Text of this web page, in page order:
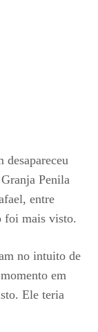
desapareceu
Penila
entre
foi mais visto.
no intuito de
em
Ele teria